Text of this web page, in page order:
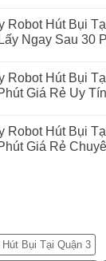
Robot Hút Bụi
Ngay Sau 30
Robot Hút Bụi
Giá Rẻ Uy Tín
Robot Hút Bụi
Giá Rẻ
Bụi Tại Quận 3